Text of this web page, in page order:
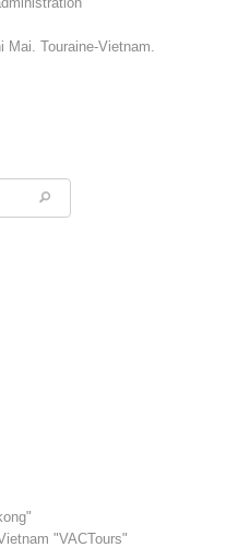
Mai. Touraine-Vietnam.
"VACTours"